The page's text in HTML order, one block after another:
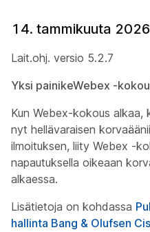
14. tammikuuta 2026
Lait.ohj. versio 5.2.7
Yksi painikeWebex -
Kun Webex-kokous
nyt hellävaraisen
ilmoituksen, liity Webex -
napautuksella oikeaan
alkaessa.
Lisätietoja on kohdassa
hallinta Bang & Olufsen